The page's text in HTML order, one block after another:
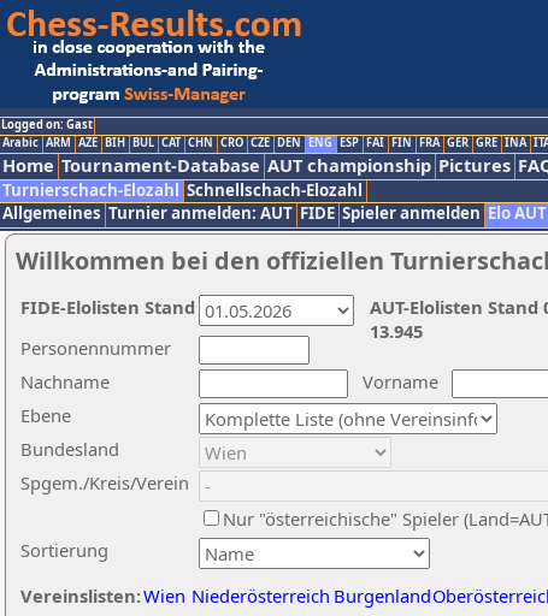
Logged on: Gast
Arabic ARM AZE BIH BUL CAT CHN CRO CZE DEN ENG ESP FAI FIN FRA GER GRE INA
Home Tournament-Database AUT championship Pictures
Turnierschach-Elozahl Schnellschach-Elozahl
Allgemeines Turnier anmelden: AUT FIDE Spieler anmelden Elo AUT
Willkommen bei den offiziellen
Nachname
Vorname
Ebene
Sortierung
Personennummer
Bundesland
Spgem./Kreis/Verein
Nur "österreichische" Spieler
Vereinslisten:Wien Niederösterreich Burgenland
AUT-Elolisten
13.945
FIDE-Elolisten Stand